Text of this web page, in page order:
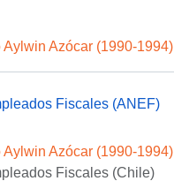
Azócar (1990-1994)
Fiscales (ANEF)
Azócar (1990-1994)
Fiscales (Chile)